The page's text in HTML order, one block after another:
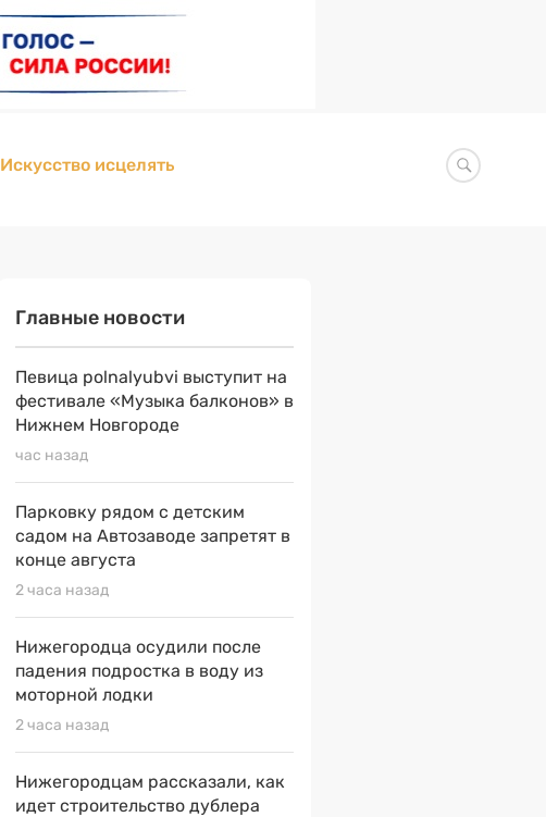
Искусство исцелять
Главные новости
Певица polnalyubvi выступит на
фестивале «Музыка балконов» в
Нижнем Новгороде
час назад
Парковку рядом с детским
садом на Автозаводе запретят в
конце августа
2 часа назад
Нижегородца осудили после
падения подростка в воду из
моторной лодки
2 часа назад
Нижегородцам рассказали, как
идет строительство дублера